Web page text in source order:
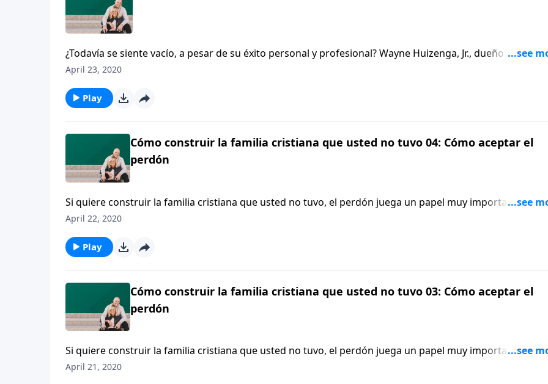
¿Todavía se siente vacío, a pesar de su éxito personal y profesional? Wayne Huizenga, Jr., dueño de una
importante franquicia deportiva, reflexiona sobre su vida y recuerda el vacío de vivir a mil por hora sin
April 23, 2020
Play
Cómo construir la familia cristiana que usted no tuvo 04: Cómo aceptar el
perdón
Si quiere construir la familia cristiana que usted no tuvo, el perdón juega un papel muy importante. Aquí
está Mary DeMuth
April 22, 2020
Play
Cómo construir la familia cristiana que usted no tuvo 03: Cómo aceptar el
perdón
Si quiere construir la familia cristiana que usted no tuvo, el perdón juega un papel muy importante. Aquí
está Mary DeMuth
April 21, 2020